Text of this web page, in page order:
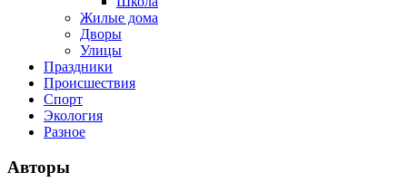
Жилые дома
Дворы
Улицы
Праздники
Происшествия
Спорт
Экология
Разное
Авторы